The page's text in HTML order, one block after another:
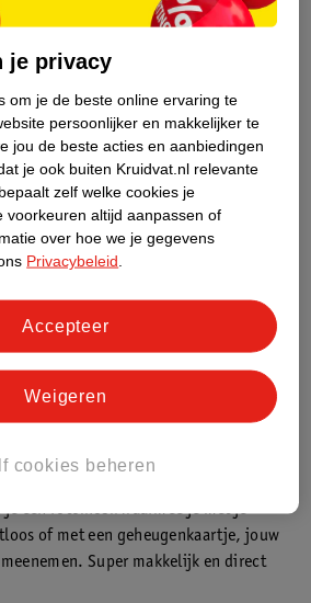
Wat je
is, stel hem aan
en gemakkelijk bezorgen in de
drogist. Dit betekent dat je
een fotokiosk waarmee je met je
of met een geheugenkaartje, jouw
Super makkelijk en direct
je privacy
om je de beste online ervaring te
persoonlijker en makkelijker te
jou de beste acties en aanbiedingen
je ook buiten Kruidvat.nl relevante
zelf welke cookies je
voorkeuren altijd aanpassen of
over hoe we je gegevens
Privacybeleid
cookies beheren
Weigeren
Accepteer